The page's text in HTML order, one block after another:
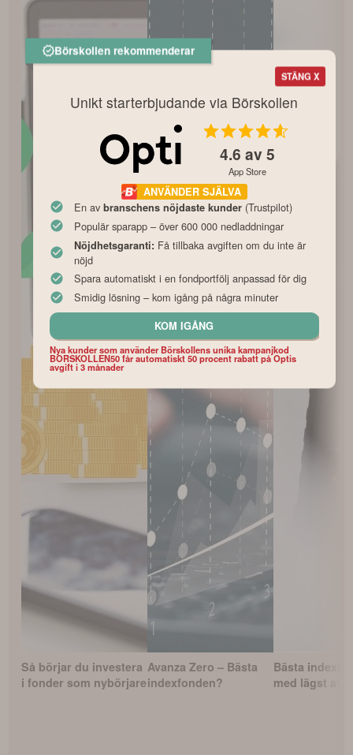
Så börjar du investera
i fonder som nybörjare
Avanza Zero – Bästa
indexfonden?
Bästa
med lägst
STÄNG X
Börskollen rekommenderar
Unikt starterbjudande via Börskollen
4.6 av 5
App Store
ANVÄNDER SJÄLVA
En av branschens nöjdaste kunder(Trustpilot)
Populär sparapp – över 600 000 nedladdningar
Nöjdhetsgaranti: Få tillbaka avgiften om du inte är
nöjd
Spara automatiskt i en fondportfölj anpassad för dig
Smidig lösning – kom igång på några minuter
KOM IGÅNG
Nya kunder som använder Börskollens unika kampanjkod
BORSKOLLEN50 får automatiskt 50 procent rabatt på Optis
avgift i 3 månader